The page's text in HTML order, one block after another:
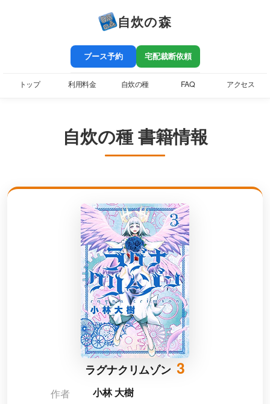
自炊の森
ブース予約 宅配裁断依頼
トップ 利用料金 自炊の種 FAQ アクセス
自炊の種 書籍情報
ラグナクリムゾン 3
作者
小林 大樹